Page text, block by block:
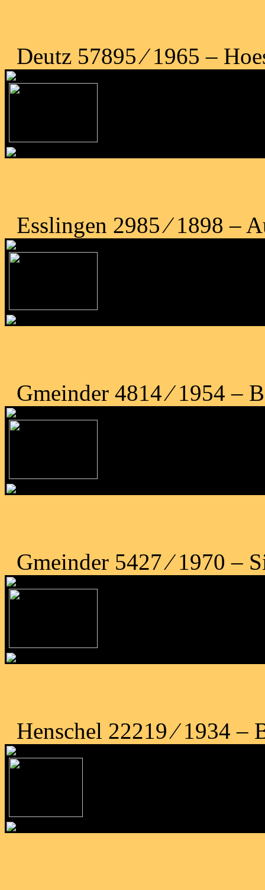
Deutz 57895 ⁄ 1965 –
Esslingen 2985 ⁄ 1898 –
Gmeinder 4814 ⁄ 1954 –
Gmeinder 5427 ⁄ 1970 –
Henschel 22219 ⁄ 1934 –